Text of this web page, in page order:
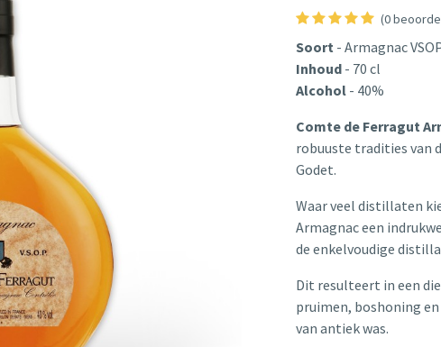
(0
Soort - Armagnac
Inhoud - 70 cl
Alcohol - 40%
Comte de Ferragut
robuuste tradities van
Godet.
Waar veel distillaten
Armagnac een
de enkelvoudige
Dit resulteert in een
pruimen, boshoning
van antiek was.